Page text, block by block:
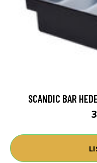
SCANDIC BAR